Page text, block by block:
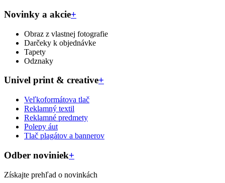
Novinky a akcie+
Obraz z vlastnej fotografie
Darčeky k objednávke
Tapety
Odznaky
Univel print & creative+
Veľkoformátova tlač
Reklamný textil
Reklamné predmety
Polepy áut
Tlač plagátov a bannerov
Odber noviniek+
Získajte prehľad o novinkách